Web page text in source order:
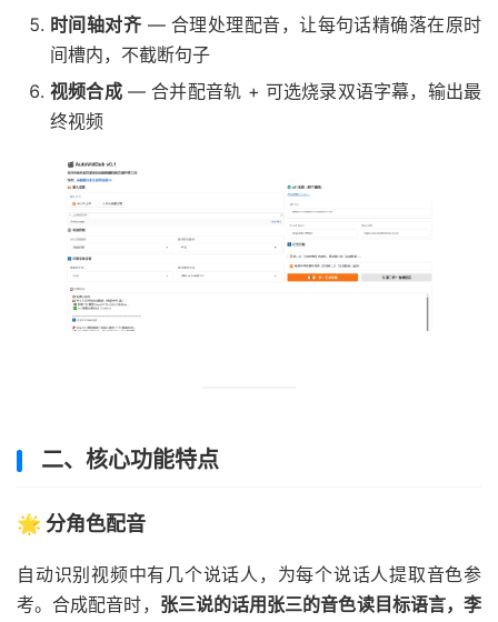
时间轴对齐— 合理处理配音，让每句话精确落在原时
间槽内，不截断句子
视频合成— 合并配音轨 + 可选烧录双语字幕，输出最
终视频
二、核心功能特点
🌟 分角色配音
自动识别视频中有几个说话人，为每个说话人提取音色参
考。合成配音时， 张三说的话用张三的音色读目标语言，李